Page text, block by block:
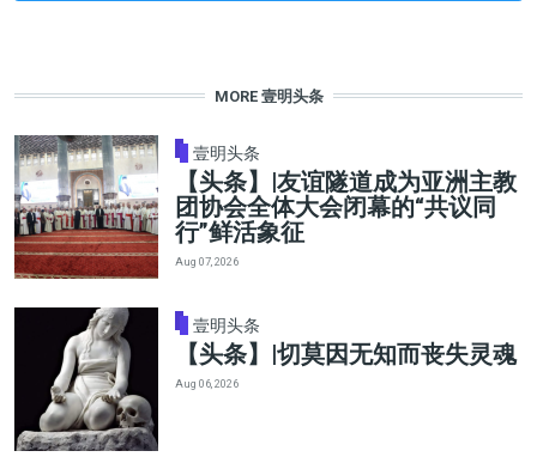
MORE 壹明头条
壹明头条
【头条】|友谊隧道成为亚洲主教
团协会全体大会闭幕的“共议同
行”鲜活象征
Aug 07, 2026
壹明头条
【头条】|切莫因无知而丧失灵魂
Aug 06, 2026